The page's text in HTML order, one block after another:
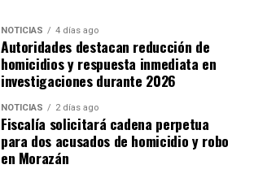
NOTICIAS 4 días ago
Autoridades destacan reducción de
homicidios y respuesta inmediata en
investigaciones durante 2026
NOTICIAS 2 días ago
Fiscalía solicitará cadena perpetua
para dos acusados de homicidio y robo
en Morazán